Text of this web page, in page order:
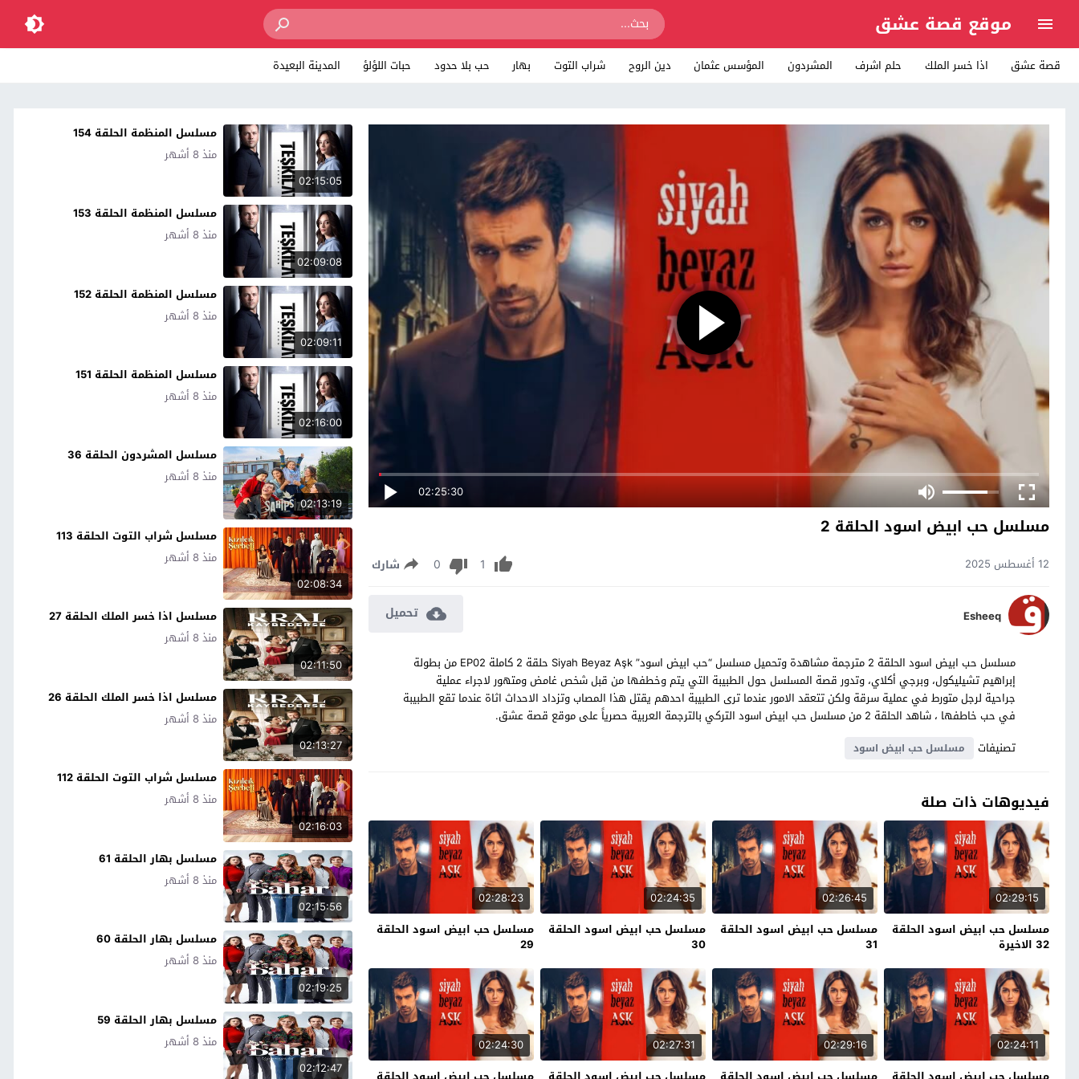
موقع قصة عشق
قصة عشق اذا خسر الملك حلم اشرف المشردون المؤسس عثمان دين الروح شراب التوت بهار حب بلا حدود حبات اللؤلؤ المدينة البعيدة
02:25:30
مسلسل حب ابيض اسود الحلقة 2
12 أغسطس 2025 1
0 شارك
Esheeq تحميل
مسلسل حب ابيض اسود الحلقة 2 مترجمة مشاهدة وتحميل مسلسل “حب ابيض اسود” Siyah Beyaz Aşk حلقة 2 كاملة EP02 من بطولة
إبراهيم تشيليكول، وبرجي أكلاي، وتدور قصة المسلسل حول الطبيبة التي يتم وخطفها من قبل شخص غامض ومتهور لاجراء عملية
جراحية لرجل متورط في عملية سرقة ولكن تتعقد الامور عندما ترى الطبيبة احدهم يقتل هذا المصاب وتزداد الاحداث اثاة عندما تقع الطبيبة
في حب خاطفها ، شاهد الحلقة 2 من مسلسل حب ابيض اسود التركي بالترجمة العربية حصرياً على موقع قصة عشق.
تصنيفات
مسلسل حب ابيض اسود
فيديوهات ذات صلة
02:29:15
مسلسل حب ابيض اسود الحلقة
32 الاخيرة
02:26:45
مسلسل حب ابيض اسود الحلقة
31
02:24:35
مسلسل حب ابيض اسود الحلقة
30
02:28:23
مسلسل حب ابيض اسود الحلقة
29
02:24:11
02:29:16
02:27:31
02:24:30
02:15:05
مسلسل المنظمة الحلقة 154
منذ 8 أشهر
02:09:08
مسلسل المنظمة الحلقة 153
منذ 8 أشهر
02:09:11
مسلسل المنظمة الحلقة 152
منذ 8 أشهر
02:16:00
مسلسل المنظمة الحلقة 151
منذ 8 أشهر
02:13:19
مسلسل المشردون الحلقة 36
منذ 8 أشهر
02:08:34
مسلسل شراب التوت الحلقة 113
منذ 8 أشهر
02:11:50
مسلسل اذا خسر الملك الحلقة 27
منذ 8 أشهر
02:13:27
مسلسل اذا خسر الملك الحلقة 26
منذ 8 أشهر
02:16:03
مسلسل شراب التوت الحلقة 112
منذ 8 أشهر
02:15:56
مسلسل بهار الحلقة 61
منذ 8 أشهر
02:19:25
مسلسل بهار الحلقة 60
منذ 8 أشهر
02:12:47
مسلسل بهار الحلقة 59
منذ 8 أشهر